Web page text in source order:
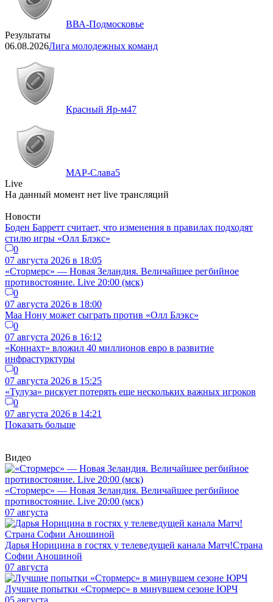
ВВА-Подмосковье
Результаты
06.08.2026Лига молодежных команд
Красный Яр-м47
МАР-Слава5
Live
На данный момент нет live трансляций
Новости
Боден Барретт считает, что изменения в правилах подходят
стилю игры «Олл Блэкс»
0
07 августа 2026 в 18:05
«Стормерс» — Новая Зеландия. Величайшее регбийное
противостояние. Live 20:00 (мск)
0
07 августа 2026 в 18:00
Маа Нону может сыграть против «Олл Блэкс»
0
07 августа 2026 в 16:12
«Коннахт» вложил 40 миллионов евро в развитие
инфрастурктуры
0
07 августа 2026 в 15:25
«Тулуза» рискует потерять еще нескольких важных игроков
0
07 августа 2026 в 14:21
Показать больше
Видео
«Стормерс» — Новая Зеландия. Величайшее регбийное
противостояние. Live 20:00 (мск)
07 августа
Дарья Норицина в гостях у телеведущей канала Матч!Страна
Софии Аношиной
07 августа
Лучшие попытки «Стормерс» в минувшем сезоне ЮРЧ